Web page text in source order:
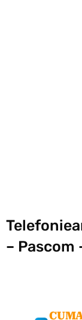
– Pascom